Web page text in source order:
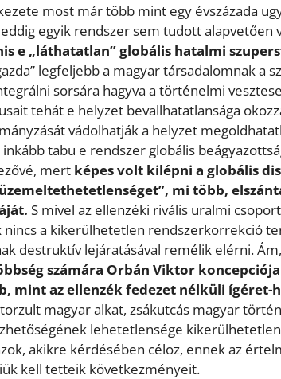
most már több mint egy évszázada
egyik rendszer sem tudott alapvetően
e „láthatatlan” globális hatalmi
legfeljebb a magyar társadalomnak a
sorsára hagyva a történelmi
tehát e helyzet bevallhatatlansága
vádolhatják a helyzet
tabu e rendszer globális
mert képes volt kilépni a globális
mi több,
S mivel az ellenzéki rivális uralmi
a kikerülhetetlen rendszerkorrekció
destruktív lejáratásával remélik elérni. Ám,
számára Orbán Viktor
mint az ellenzék fedezet nélküli ígéret-
magyar alkat, zsákutcás magyar
lehetetlensége
akikre kérdésében céloz, ennek az
kell tetteik következményeit.